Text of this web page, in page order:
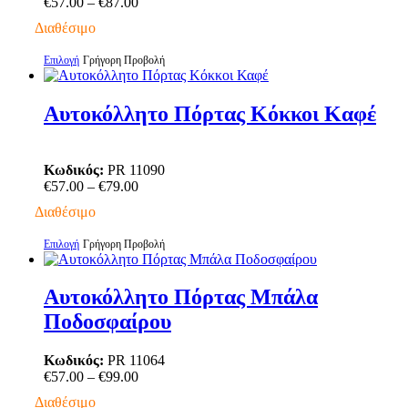
μπορούν
επιλεγούν
στη
σελίδα
του
προϊόντος
€87.00
Διαθέσιμο
Επιλογή Αυτό
το
πολλαπλές
επιλογές
μπορούν
επιλεγούν
στη
σελίδα
του
προϊόντος
Γρήγορη Προβολή
Αυτοκόλλητο Πόρτας Κόκκοι Καφέ
Κωδικός: PR 11090
€57.00 – €79.00Price
€79.00
Διαθέσιμο
Επιλογή Αυτό
το
έχει
πολλαπλές
παραλλαγές.
επιλογές
μπορούν
Γρήγορη Προβολή
Αυτοκόλλητο Πόρτας Μπάλα
Ποδοσφαίρου
Κωδικός: PR 11064
€57.00 – €99.00Price
Διαθέσιμο